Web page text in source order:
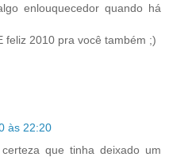
enlouquecedor quando há
feliz 2010 pra você também ;)
às 22:20
que tinha deixado um